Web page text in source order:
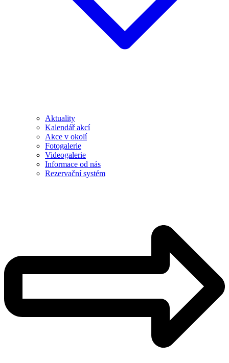
Aktuality
Kalendář akcí
Akce v okolí
Fotogalerie
Videogalerie
Informace od nás
Rezervační systém